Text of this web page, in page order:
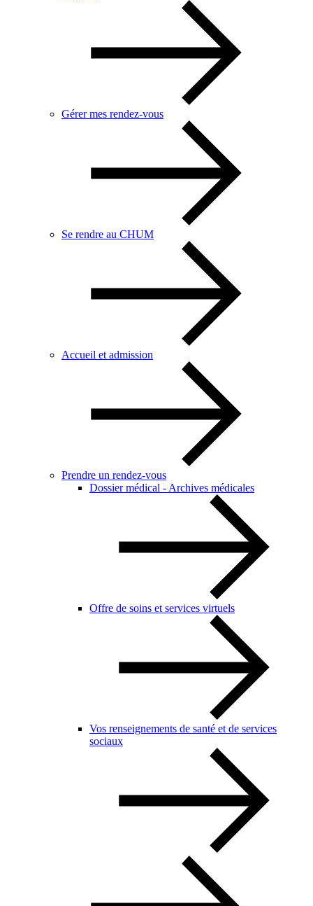
Gérer mes rendez-vous
Se rendre au CHUM
Accueil et admission
Prendre un rendez-vous
Dossier médical - Archives médicales
Offre de soins et services virtuels
Vos renseignements de santé et de services
sociaux